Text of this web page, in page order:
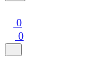
0
0